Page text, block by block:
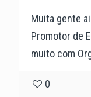
Muita gente
Promotor de
muito com
0